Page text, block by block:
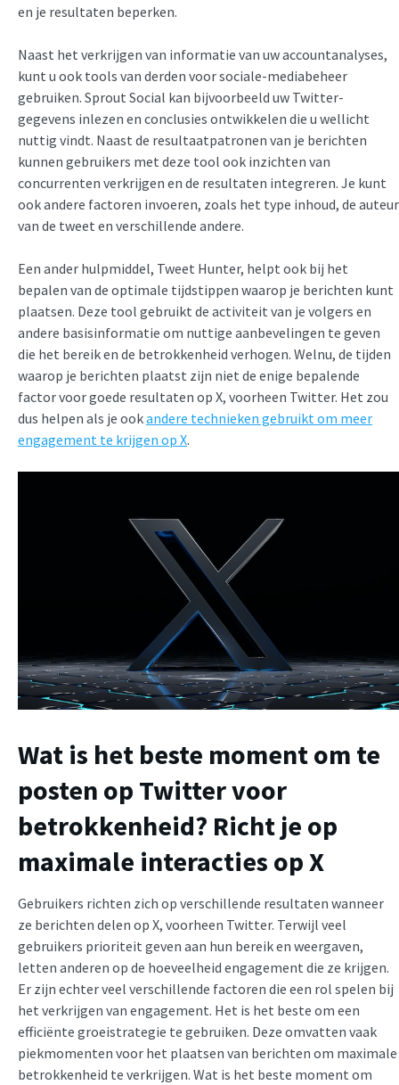
en je resultaten beperken.
Naast het verkrijgen van informatie van uw accountanalyses,
kunt u ook tools van derden voor sociale-mediabeheer
gebruiken. Sprout Social kan bijvoorbeeld uw Twitter-
gegevens inlezen en conclusies ontwikkelen die u wellicht
nuttig vindt. Naast de resultaatpatronen van je berichten
kunnen gebruikers met deze tool ook inzichten van
concurrenten verkrijgen en de resultaten integreren. Je kunt
ook andere factoren invoeren, zoals het type inhoud, de auteur
van de tweet en verschillende andere.
Een ander hulpmiddel, Tweet Hunter, helpt ook bij het
bepalen van de optimale tijdstippen waarop je berichten kunt
plaatsen. Deze tool gebruikt de activiteit van je volgers en
andere basisinformatie om nuttige aanbevelingen te geven
die het bereik en de betrokkenheid verhogen. Welnu, de tijden
waarop je berichten plaatst zijn niet de enige bepalende
factor voor goede resultaten op X, voorheen Twitter. Het zou
dus helpen als je ookandere technieken gebruikt om meer
engagement te krijgen op X.
Wat is het beste moment om te
posten op Twitter voor
betrokkenheid? Richt je op
maximale interacties op X
Gebruikers richten zich op verschillende resultaten wanneer
ze berichten delen op X, voorheen Twitter. Terwijl veel
gebruikers prioriteit geven aan hun bereik en weergaven,
letten anderen op de hoeveelheid engagement die ze krijgen.
Er zijn echter veel verschillende factoren die een rol spelen bij
het verkrijgen van engagement. Het is het beste om een
efficiënte groeistrategie te gebruiken. Deze omvatten vaak
piekmomenten voor het plaatsen van berichten om maximale
betrokkenheid te verkrijgen. Wat is het beste moment om